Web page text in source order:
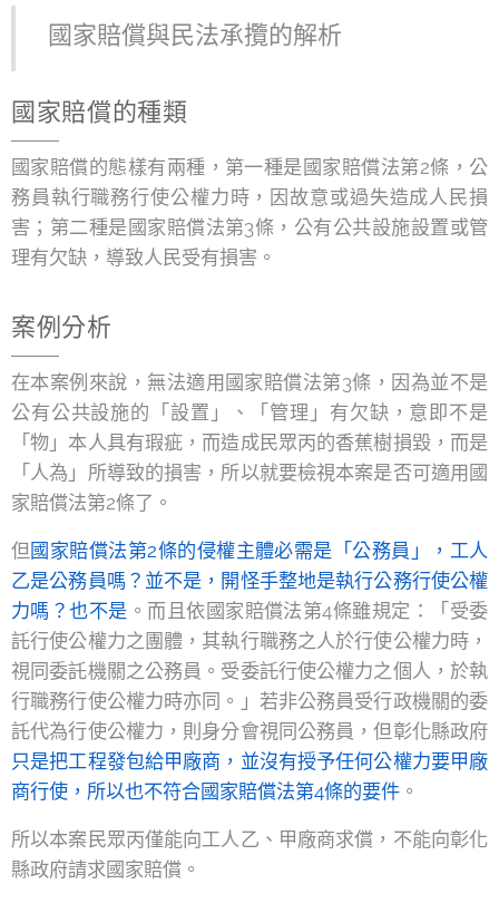
國家賠償與民法承攬的解析
國家賠償的種類
國家賠償的態樣有兩種，第一種是國家賠償法第2條，公
務員執行職務行使公權力時，因故意或過失造成人民損
害；第二種是國家賠償法第3條，公有公共設施設置或管
理有欠缺，導致人民受有損害。
案例分析
在本案例來說，無法適用國家賠償法第3條，因為並不是
公有公共設施的「設置」、「管理」有欠缺，意即不是
「物」本人具有瑕疵，而造成民眾丙的香蕉樹損毀，而是
「人為」所導致的損害，所以就要檢視本案是否可適用國
家賠償法第2條了。
但 國家賠償法第2條的侵權主體必需是「公務員」，工人
乙是公務員嗎？並不是，開怪手整地是執行公務行使公權
力嗎？也不是 。而且依國家賠償法第4條雖規定：「受委
託行使公權力之團體，其執行職務之人於行使公權力時，
視同委託機關之公務員。受委託行使公權力之個人，於執
行職務行使公權力時亦同。」若非公務員受行政機關的委
託代為行使公權力，則身分會視同公務員，但彰化縣政府
只是把工程發包給甲廠商，並沒有授予任何公權力要甲廠
商行使，所以也不符合國家賠償法第4條的要件 。
所以本案民眾丙僅能向工人乙、甲廠商求償，不能向彰化
縣政府請求國家賠償。